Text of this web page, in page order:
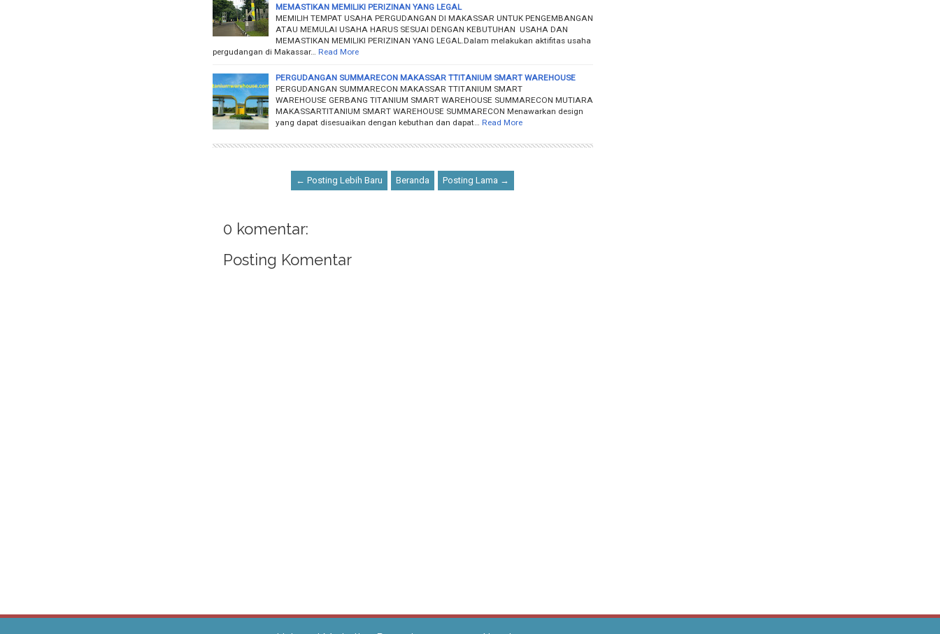
MEMASTIKAN MEMILIKI PERIZINAN YANG LEGAL
MEMILIH TEMPAT USAHA PERGUDANGAN DI MAKASSAR UNTUK PENGEMBANGAN
ATAU MEMULAI USAHA HARUS SESUAI DENGAN KEBUTUHAN USAHA DAN
MEMASTIKAN MEMILIKI PERIZINAN YANG LEGAL.Dalam melakukan aktifitas usaha
pergudangan di Makassar…
Read More
PERGUDANGAN SUMMARECON MAKASSAR TTITANIUM SMART WAREHOUSE
PERGUDANGAN SUMMARECON MAKASSAR TTITANIUM SMART
WAREHOUSE GERBANG TITANIUM SMART WAREHOUSE SUMMARECON MUTIARA
MAKASSARTITANIUM SMART WAREHOUSE SUMMARECON Menawarkan design
yang dapat disesuaikan dengan kebuthan dan dapat…
Read More
← Posting Lebih Baru Beranda Posting Lama →
0 komentar:
Posting Komentar